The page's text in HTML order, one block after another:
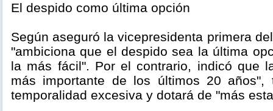
El despido como última opción
Según aseguró la vicepresidenta primera
"ambiciona que el despido sea la última
la más fácil". Por el contrario, indicó que
más importante de los últimos 20 años",
temporalidad excesiva y dotará de "más